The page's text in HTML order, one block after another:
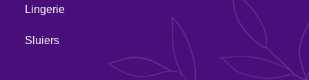
Lingerie
Sluiers